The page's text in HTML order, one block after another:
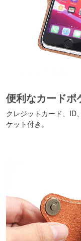
便利なカードポ
クレジットカード、ID
ケット付き。